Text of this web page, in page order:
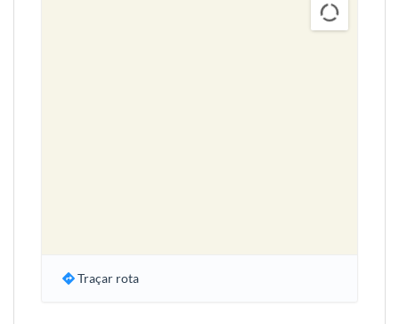
Traçar rota